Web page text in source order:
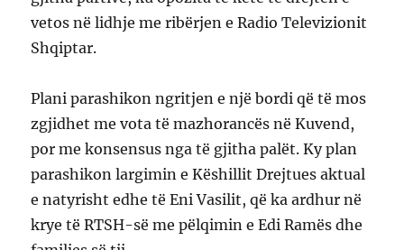
vetos në lidhje me ribërjen e Radio Televizionit
Shqiptar.
Plani parashikon ngritjen e një bordi që të mos
zgjidhet me vota të mazhorancës në Kuvend,
por me konsensus nga të gjitha palët. Ky plan
parashikon largimin e Këshillit Drejtues aktual
e natyrisht edhe të Eni Vasilit, që ka ardhur në
krye të RTSH-së me pëlqimin e Edi Ramës dhe